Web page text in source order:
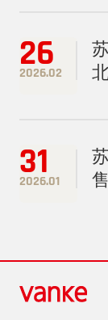
26
2026.02
31
2026.01